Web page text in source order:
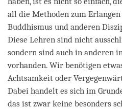
all die Methoden zum
Buddhismus und anderen
Diese Lehren sind nicht
sondern sind auch in anderen
vorhanden. Wir benötigen
Achtsamkeit oder
Dabei handelt es sich im
das ist zwar keine besonders